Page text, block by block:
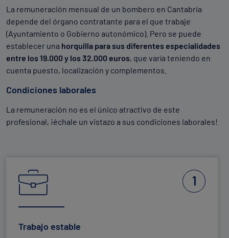
40 Kgs para hombres y 30 Kgs para mujeres.
Levantamiento de pesa por encima de la cabeza tres
veces una pesa con los pesos indicados.
Equilibrio
Paso de tablón de 5 metros de largo, con la que medir el
equilibrio del aspirante.
aspirante.
La remuneración mensual de un bombero en Cantabria
depende del órgano contratante para el que trabaje
(Ayuntamiento o Gobierno autonómico). Pero se puede
establecer una horquilla para sus diferentes especialidades
entre los 19.000 y los 32.000 euros, que varía teniendo en
cuenta puesto, localización y complementos.
Condiciones laborales
La remuneración no es el único atractivo de este
profesional, ¡échale un vistazo a sus condiciones laborales!
1
Trabajo estable